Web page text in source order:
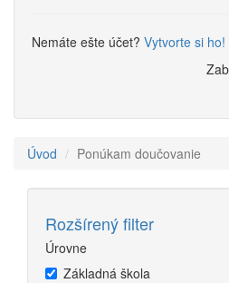
Nemáte ešte účet? Vytvorte si ho!
Úvod Ponúkam doučovanie
Rozšírený filter
Úrovne
Základná škola